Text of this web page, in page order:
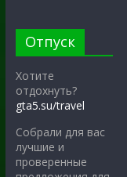
Отпуск
Хотите
отдохнуть?
gta5.su/travel
Собрали для вас
лучшие и
проверенные